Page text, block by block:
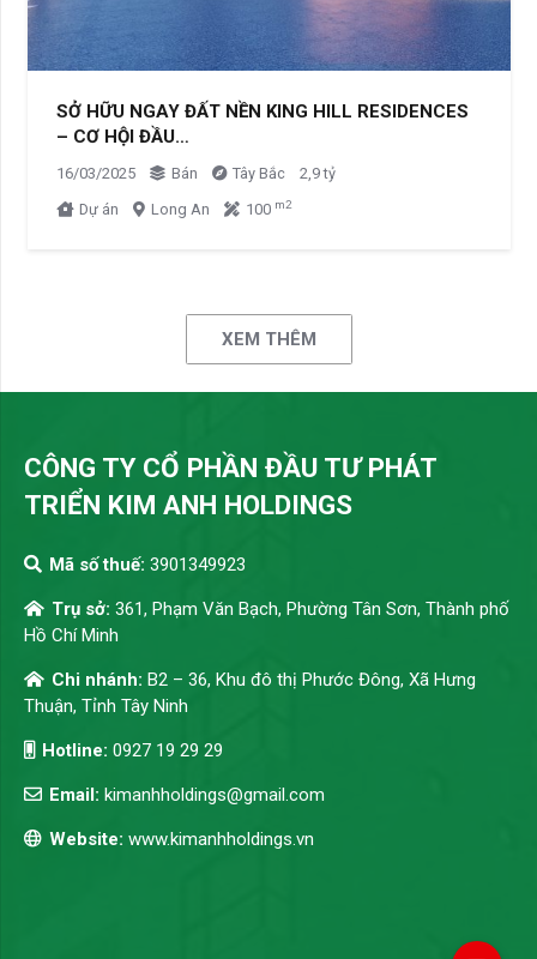
SỞ HỮU NGAY ĐẤT NỀN KING HILL RESIDENCES
– CƠ HỘI ĐẦU…
16/03/2025 Bán Tây Bắc
2,9 tỷ
Dự án
Long An 100 m2
XEM THÊM
CÔNG TY CỔ PHẦN ĐẦU TƯ PHÁT
TRIỂN KIM ANH HOLDINGS
Mã số thuế: 3901349923
Trụ sở: 361, Phạm Văn Bạch, Phường Tân Sơn, Thành phố
Hồ Chí Minh
Chi nhánh: B2 – 36, Khu đô thị Phước Đông, Xã Hưng
Thuận, Tỉnh Tây Ninh
Hotline: 0927 19 29 29
Email: kimanhholdings@gmail.com
Website: www.kimanhholdings.vn